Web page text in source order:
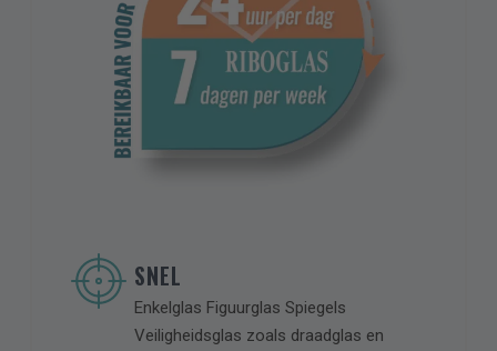
CAPTCHA
SNEL
Enkelglas Figuurglas Spiegels
Veiligheidsglas zoals draadglas en